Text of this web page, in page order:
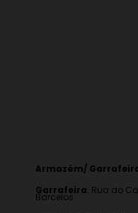
Armazém/
Garrafeira: Rua do
Barcelos